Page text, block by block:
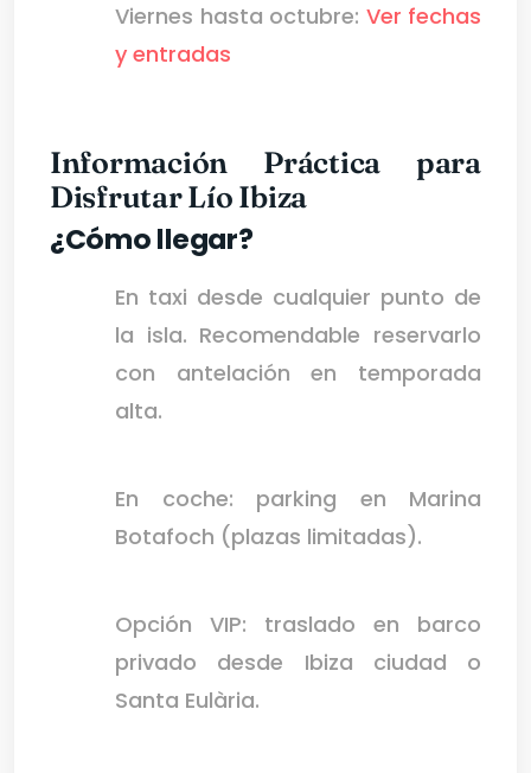
Viernes hasta octubre: Ver fechas
y entradas
Información Práctica para
Disfrutar Lío Ibiza
¿Cómo llegar?
En taxi desde cualquier punto de
la isla. Recomendable reservarlo
con antelación en temporada
alta.
En coche: parking en Marina
Botafoch (plazas limitadas).
Opción VIP: traslado en barco
privado desde Ibiza ciudad o
Santa Eulària.